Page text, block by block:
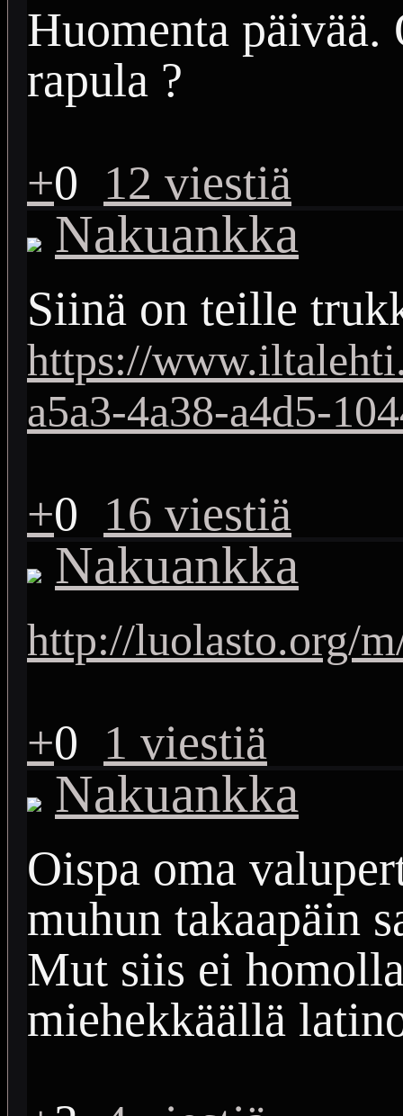
Huomenta
rapula ?
+0 12 viestiä
Nakuankka
Siinä on teille
https://
a5a3-4a38-a4d5-
+0 16 viestiä
Nakuankka
http://luolasto.org/
+0 1 viestiä
Nakuankka
Oispa oma
muhun takaapäin
Mut siis ei
miehekkäällä